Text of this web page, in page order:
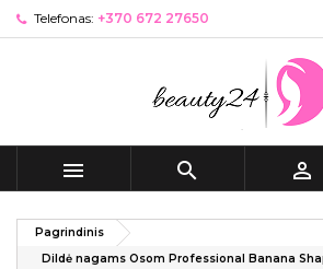
Telefonas: +370 672 27650
  
Pagrindinis
Dildė nagams Osom Professional Banana